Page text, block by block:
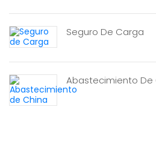
Seguro De Carga
Abastecimiento De